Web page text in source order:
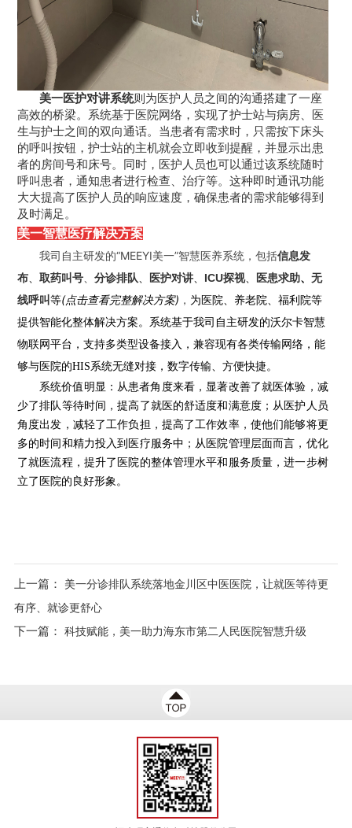
美一医护对讲系统则为医护人员之间的沟通搭建了一座
高效的桥梁。系统基于医院网络，实现了护士站与病房、医
生与护士之间的双向通话。当患者有需求时，只需按下床头
的呼叫按钮，护士站的主机就会立即收到提醒，并显示出患
者的房间号和床号。同时，医护人员也可以通过该系统随时
呼叫患者，通知患者进行检查、治疗等。这种即时通讯功能
大大提高了医护人员的响应速度，确保患者的需求能够得到
及时满足。
美一智慧医疗解决方案
我司自主研发的“MEEYI美一”智慧医养系统，包括信息发
布 、取药叫号 、分诊排队 医护对讲 ICU探视、 医患求助、无
线呼叫等(点击查看完整解决方案) ， 为医院、养老院、福利院等
提供智能化整体解决方案。系统基于我司自主研发的沃尔卡智慧
物联网平台，支持多类型设备接入，兼容现有各类传输网络，能
够与医院的HIS系统无缝对接，数字传输、方便快捷。
系统价值明显：从患者角度来看，显著改善了就医体验，减
少了排队等待时间，提高了就医的舒适度和满意度；从医护人员
角度出发，减轻了工作负担，提高了工作效率，使他们能够将更
多的时间和精力投入到医疗服务中；从医院管理层面而言，优化
了就医流程，提升了医院的整体管理水平和服务质量，进一步树
立了医院的良好形象。
上一篇： 美一分诊排队系统落地金川区中医医院，让就医等待更
有序、就诊更舒心
下一篇： 科技赋能，美一助力海东市第二人民医院智慧升级